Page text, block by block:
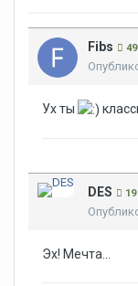
Fibs
Ух ты
DES 19
Эх! Мечта...